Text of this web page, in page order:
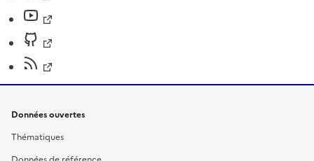
Données ouvertes
Thématiques